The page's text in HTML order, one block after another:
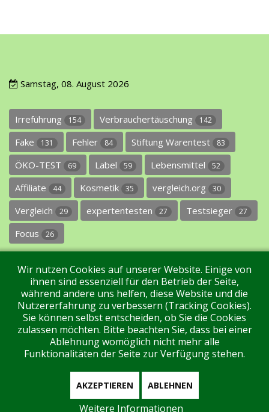
Samstag, 08. August 2026
Irreführung 154 Verbrauchertäuschung 142
Fake 131 Fehler 84 Stiftung Warentest 83
ÖKO-TEST 69 Label 59 Lebensmittel 52
Affiliate 44 Kosmetik 35 vergleich.org 30
Vergleich 29 expertentesten 27 Testsieger 27
Focus 26
Impressum Datenschutz Über uns Kontakt
Tags Unterstützen Sie uns! Login
Aktuell sind 118 Gäste und keine Mitglieder online
Wir nutzen Cookies auf unserer Website. Einige von
ihnen sind essenziell für den Betrieb der Seite,
während andere uns helfen, diese Website und die
Nutzererfahrung zu verbessern (Tracking Cookies).
Sie können selbst entscheiden, ob Sie die Cookies
zulassen möchten. Bitte beachten Sie, dass bei einer
Ablehnung womöglich nicht mehr alle
Funktionalitäten der Seite zur Verfügung stehen.
AKZEPTIEREN ABLEHNEN
Weitere Informationen